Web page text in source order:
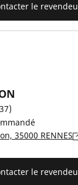
le
35000 RENNES
le